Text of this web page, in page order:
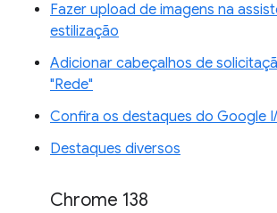
Fazer upload de imagens na
estilização
Adicionar cabeçalhos de
"Rede"
Confira os destaques do Google
Destaques diversos
Chrome 138